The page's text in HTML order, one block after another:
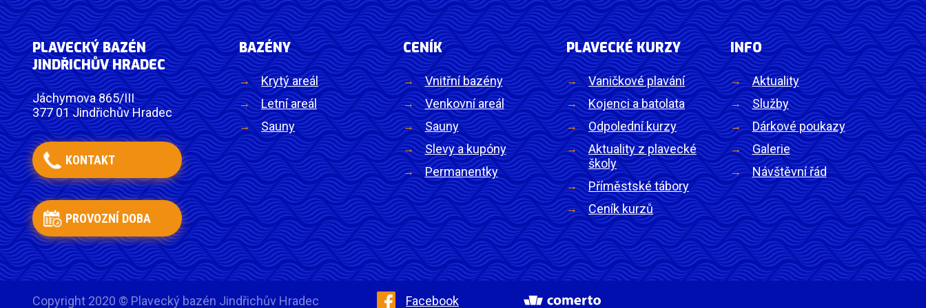
PLAVECKÝ BAZÉN
JINDŘICHŮV HRADEC
Jáchymova 865/III
377 01 Jindřichův Hradec
KONTAKT
PROVOZNÍ DOBA
BAZÉNY
Krytý areál
Letní areál
Sauny
CENÍK
Vnitřní bazény
Venkovní areál
Sauny
Slevy a kupóny
Permanentky
PLAVECKÉ KURZY
Vaničkové plavání
Kojenci a batolata
Odpolední kurzy
Aktuality z plavecké
školy
Příměstské tábory
Ceník kurzů
INFO
Aktuality
Služby
Dárkové poukazy
Galerie
Návštěvní řád
Copyright 2020 © Plavecký bazén Jindřichův Hradec Facebook